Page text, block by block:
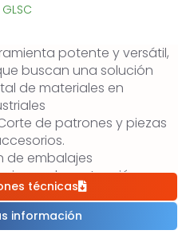
potente y versátil,
buscan una solución
de materiales en
de patrones y piezas
de embalajes
de protección.
: Creación de gráficos y
piezas y componentes
técnicas
información